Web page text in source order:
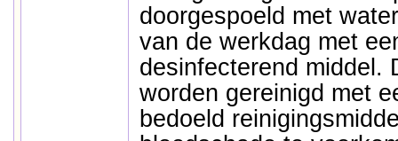
doorgespoeld met
van de werkdag met
desinfecterend middel.
worden gereinigd met
bedoeld